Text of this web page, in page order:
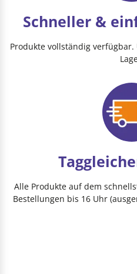
Schneller &
Produkte vollständig
Alle Produkte auf dem
Bestellungen bis 16 Uhr